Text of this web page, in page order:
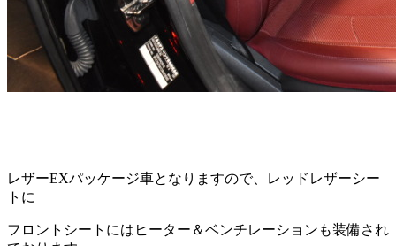
レザーEXパッケージ車となりますので、レッドレザーシー
トに
フロントシートにはヒーター＆ベンチレーションも装備され